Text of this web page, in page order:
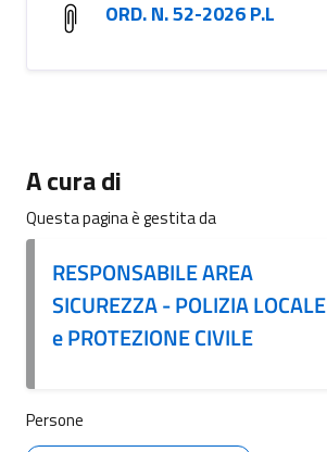
ORD. N. 52-2026 P.L
A cura di
Questa pagina è gestita da
RESPONSABILE AREA
SICUREZZA - POLIZIA LOCALE
e PROTEZIONE CIVILE
Persone